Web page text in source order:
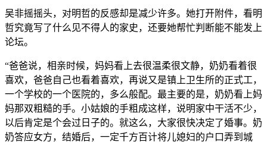
吴非摇摇头，对明哲的反感却是减少许多。她打开附件，看明
哲究竟写了什么见不得人的家史，还要她帮忙判断能不能发上
论坛。
“爸爸说，相亲时候，妈妈看上去很温柔很文静，奶奶看着很
喜欢，爸爸自己也看着喜欢，再说又是镇上卫生所的正式工，
一个学校的一个医院的，多么般配。最主要的是，奶奶看上妈
妈那双粗糙的手。小姑娘的手粗成这样，说明家中干活不少，
以后肯定是个会过日子的。就这么，大家很快决定了婚事。奶
奶答应女方，结婚后，一定千方百计将儿媳妇的户口弄到城